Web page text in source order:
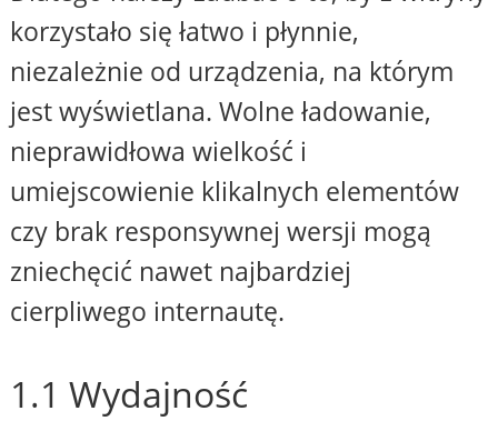
korzystało się łatwo i płynnie,
niezależnie od urządzenia, na którym
jest wyświetlana. Wolne ładowanie,
nieprawidłowa wielkość i
umiejscowienie klikalnych elementów
czy brak responsywnej wersji mogą
zniechęcić nawet najbardziej
cierpliwego internautę.
1.1 Wydajność